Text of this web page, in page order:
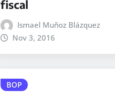
fiscal
Ismael Muñoz Blázquez
Nov 3, 2016
BOP